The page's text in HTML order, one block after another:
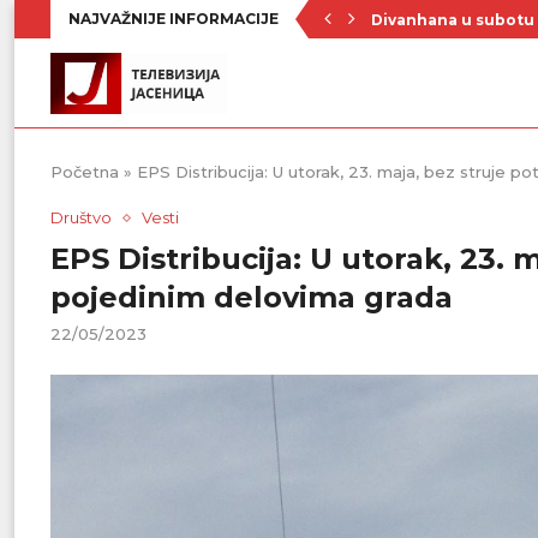
NAJVAŽNIJE INFORMACIJE Divanhana u
Početna » EPS Distribucija: U utorak, 23. maja, bez struje
Društvo Vesti
EPS Distribucija: U utorak, 23.
pojedinim delovima grada
22/05/2023